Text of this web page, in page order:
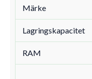
Märke
Lagringskapacitet
RAM